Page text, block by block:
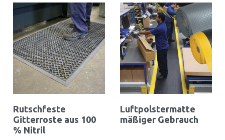
Rutschfeste
Gitterroste aus 100
% Nitril
Luftpolstermatte
mäßiger Gebrauch